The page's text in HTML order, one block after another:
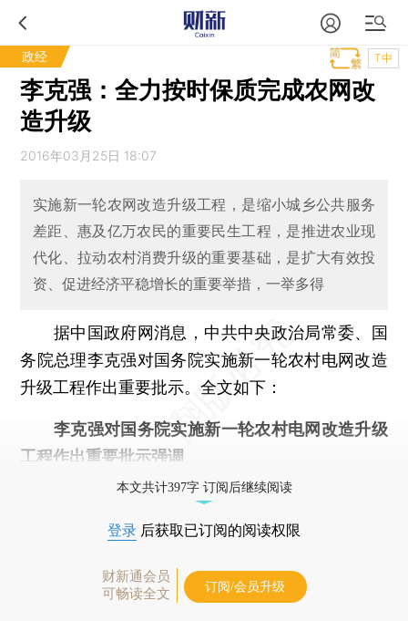
政经 T中
李克强：全力按时保质完成农网改
造升级
2016年03月25日 18:07
实施新一轮农网改造升级工程，是缩小城乡公共服务
差距、惠及亿万农民的重要民生工程，是推进农业现
代化、拉动农村消费升级的重要基础，是扩大有效投
资、促进经济平稳增长的重要举措，一举多得
据中国政府网消息，中共中央政治局常委、国
务院总理李克强对国务院实施新一轮农村电网改造
升级工程作出重要批示。全文如下：
李克强对国务院实施新一轮农村电网改造升级
工程作出重要批示强调
本文共计397字 订阅后继续阅读
登录 后获取已订阅的阅读权限
财新通会员
可畅读全文
订阅/会员升级